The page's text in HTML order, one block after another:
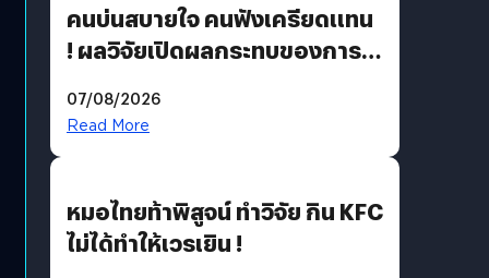
คนบ่นสบายใจ คนฟังเครียดแทน
! ผลวิจัยเปิดผลกระทบของการ
07/08/2026
Read More
หมอไทยท้าพิสูจน์ ทำวิจัย กิน KFC
ไม่ได้ทำให้เวรเยิน !